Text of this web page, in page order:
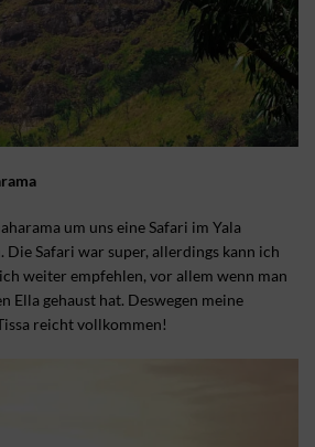
um uns eine Safari im Yala
Die Safari war super, allerdings kann ich
weiter empfehlen, vor allem wenn man
Ella gehaust hat. Deswegen meine
reicht vollkommen!